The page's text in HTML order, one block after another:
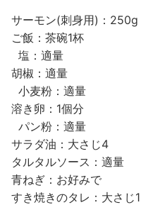
サーモン(刺身用)：250g
ご飯：茶碗1杯
塩：適量
胡椒：適量
小麦粉：適量
溶き卵：1個分
パン粉：適量
サラダ油：大さじ4
タルタルソース：適量
青ねぎ：お好みで
すき焼きのタレ：大さじ1